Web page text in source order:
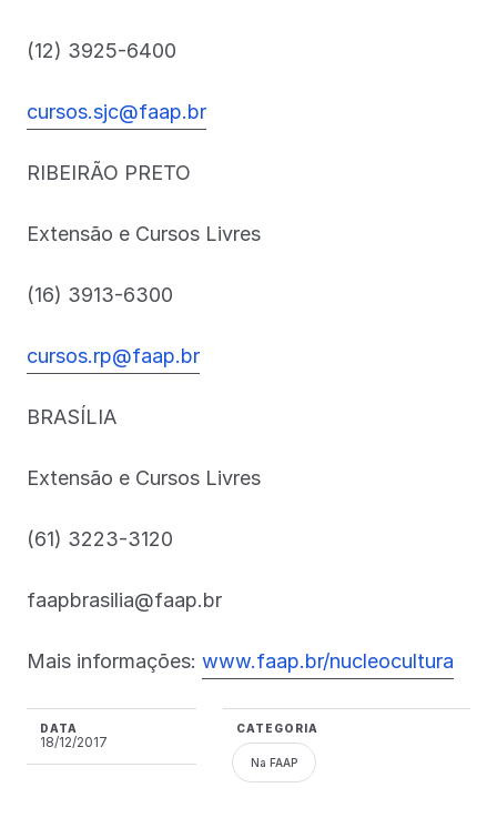
(12) 3925-6400
cursos.sjc@faap.br
RIBEIRÃO PRETO
Extensão e Cursos Livres
(16) 3913-6300
cursos.rp@faap.br
BRASÍLIA
Extensão e Cursos Livres
(61) 3223-3120
faapbrasilia@faap.br
Mais informações: www.faap.br/nucleocultura
DATA
18/12/2017
CATEGORIA
Na FAAP